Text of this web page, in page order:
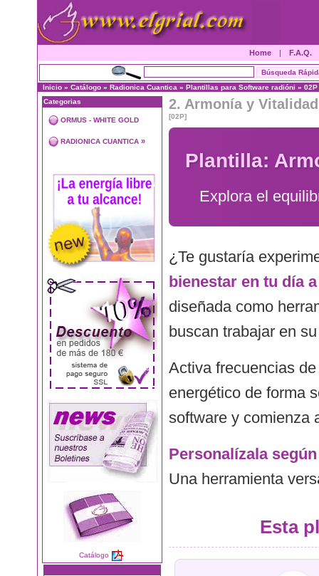
Home | F.A.Q.
Inicio » Catálogo » Radionica Cuantica » Plantillas para Software radióni » 02P
Categorias
ORMUS - WHITE GOLD
RADIONICA CUANTICA »
Catálogo
2. Armonía y
[02P]
Plantilla:
Explora el
¿Te gustaría
bienestar en tu día
diseñada como
buscan trabajar en
Activa frecuencias
energético de forma
software y comienza
Personalízala
Una herramienta
Esta